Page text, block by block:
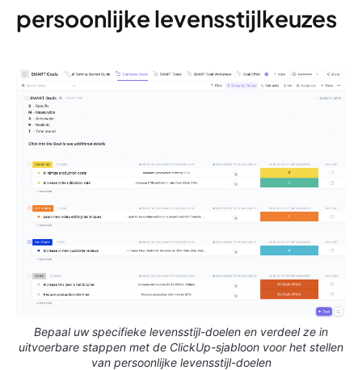
persoonlijke levensstijlkeuzes
Bepaal uw specifieke levensstijl-doelen en verdeel ze in
uitvoerbare stappen met de ClickUp-sjabloon voor het stellen
van persoonlijke levensstijl-doelen